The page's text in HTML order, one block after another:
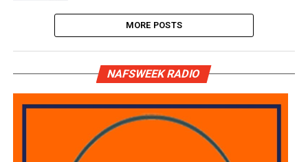
MORE POSTS
NAFSWEEK RADIO